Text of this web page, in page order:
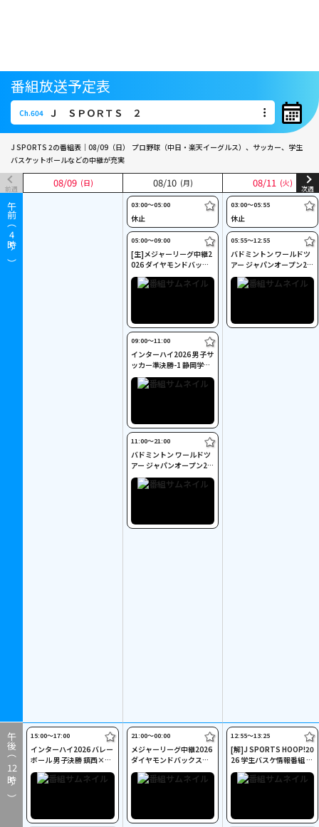
番組放送予定表
Ch.604 Ｊ ＳＰＯＲＴＳ ２
Ch.604 Ｊ ＳＰＯＲＴＳ ２
J SPORTS 2の番組表｜08/09（日）
プロ野球（中日・楽天イーグルス）、サッカー、学生
バスケットボールなどの中継が充実
08/09 (日) 08/10 (月) 08/11 (火)
前週 次週
午前（
4
時～）
午後（
12
時～）
08/09 (日) 08/10 (月) 08/11 (火)
03:00〜05:00
休止
05:00〜09:00
[生]メジャーリーグ中継2
026 ダイヤモンドバック
ス×ドジャース(8/9)
09:00〜11:00
インターハイ2026 男子サ
ッカー準決勝-1 静岡学園
×大津
11:00〜21:00
バドミントン ワールドツ
アー ジャパンオープン20
26 準決勝
03:00〜05:55
休止
05:55〜12:55
バドミントン ワールドツ
アー ジャパンオープン20
26 決勝
15:00〜17:00
インターハイ2026 バレー
ボール 男子決勝 鎮西×清
風
21:00〜00:00
メジャーリーグ中継2026
ダイヤモンドバックス×
ドジャース(8/9)
12:55〜13:25
[解]J SPORTS HOOP!20
26 学生バスケ情報番組 #
7